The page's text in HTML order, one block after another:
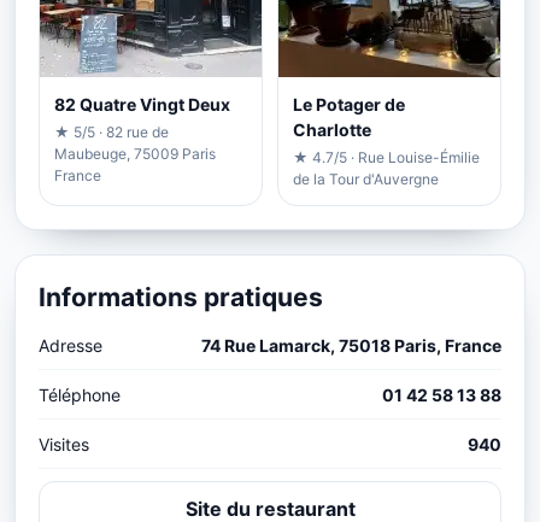
82 Quatre Vingt Deux
★ 5/5 · 82 rue de
Maubeuge, 75009 Paris
France
Le Potager de
Charlotte
★ 4.7/5 · Rue Louise-Émilie
de la Tour d'Auvergne
Informations pratiques
Adresse 74 Rue Lamarck, 75018 Paris, France
Téléphone 01 42 58 13 88
Visites 940
Site du restaurant